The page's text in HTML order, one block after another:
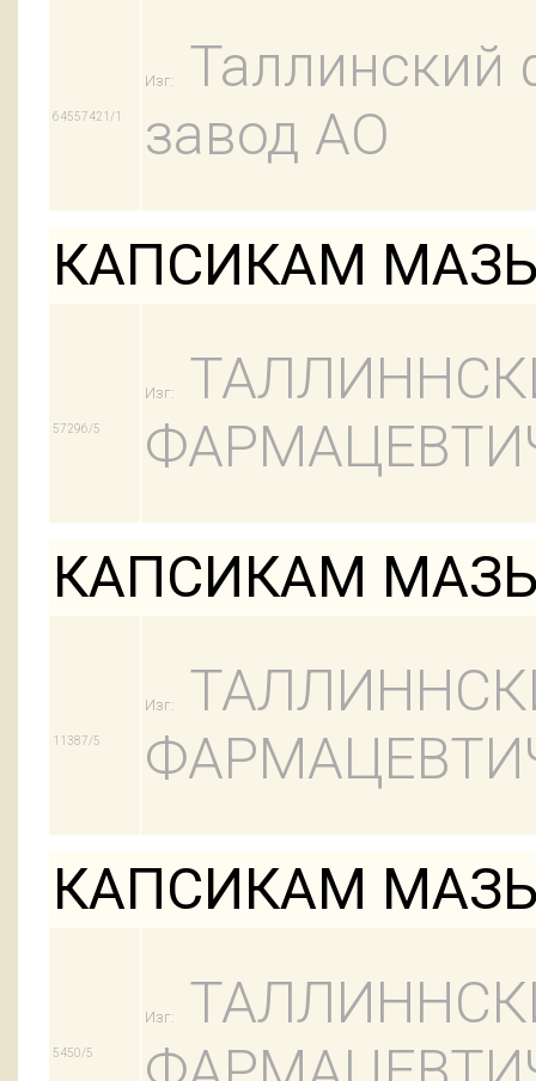
64557421/1
Изг:
Таллинский
завод АО
КАПСИКАМ
57296/5
Изг:
КАПСИКАМ
11387/5
Изг:
КАПСИКАМ
5450/5
Изг: